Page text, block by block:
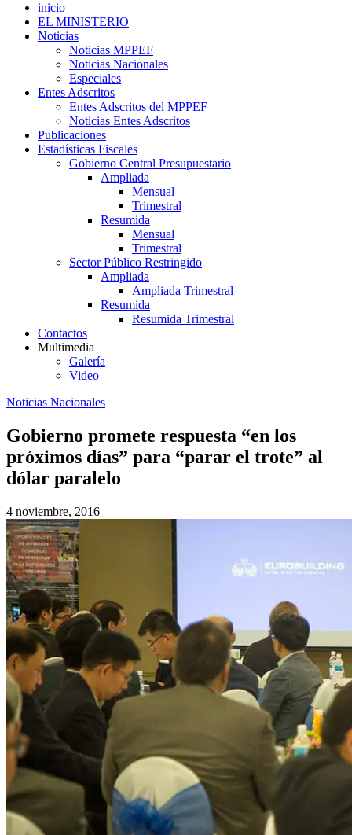
inicio
EL MINISTERIO
Noticias
Noticias MPPEF
Noticias Nacionales
Especiales
Entes Adscritos
Entes Adscritos del MPPEF
Noticias Entes Adscritos
Publicaciones
Estadísticas Fiscales
Gobierno Central Presupuestario
Ampliada
Mensual
Trimestral
Resumida
Mensual
Trimestral
Sector Público Restringido
Ampliada
Ampliada Trimestral
Resumida
Resumida Trimestral
Contactos
Multimedia
Galería
Video
Noticias Nacionales
Gobierno promete respuesta “en los
próximos días” para “parar el trote” al
dólar paralelo
4 noviembre, 2016